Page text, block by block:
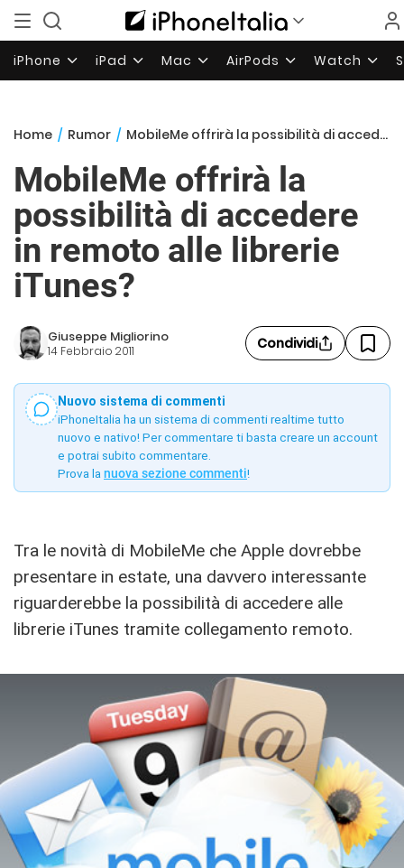
iPhone iPad Mac AirPods Watch
Home / Rumor / MobileMe offrirà la possibilità di accedere in remoto alle librerie iTunes?
MobileMe offrirà la
possibilità di accedere
in remoto alle librerie
iTunes?
Giuseppe Migliorino
14 Febbraio 2011 Condividi
Nuovo sistema di commenti
iPhoneItalia ha un sistema di commenti realtime tutto
nuovo e nativo! Per commentare ti basta creare un account
e potrai subito commentare.
Prova la nuova sezione commenti!
Tra le novità di MobileMe che Apple dovrebbe
presentare in estate, una davvero interessante
riguarderebbe la possibilità di accedere alle
librerie iTunes tramite collegamento remoto.